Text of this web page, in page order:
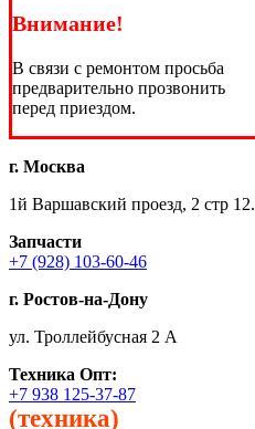
Внимание!
В связи с ремонтом просьба
предварительно прозвонить
перед приездом.
г. Москва
1й Варшавский проезд, 2 стр 12.
Запчасти
+7 (928) 103-60-46
г. Ростов-на-Дону
ул. Троллейбусная 2 А
Техника Опт:
+7 938 125-37-87
(техника)